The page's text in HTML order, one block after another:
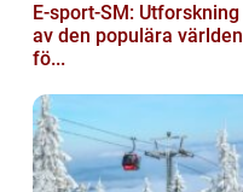
E-sport-SM: Utforskning
av den populära världen
fö...